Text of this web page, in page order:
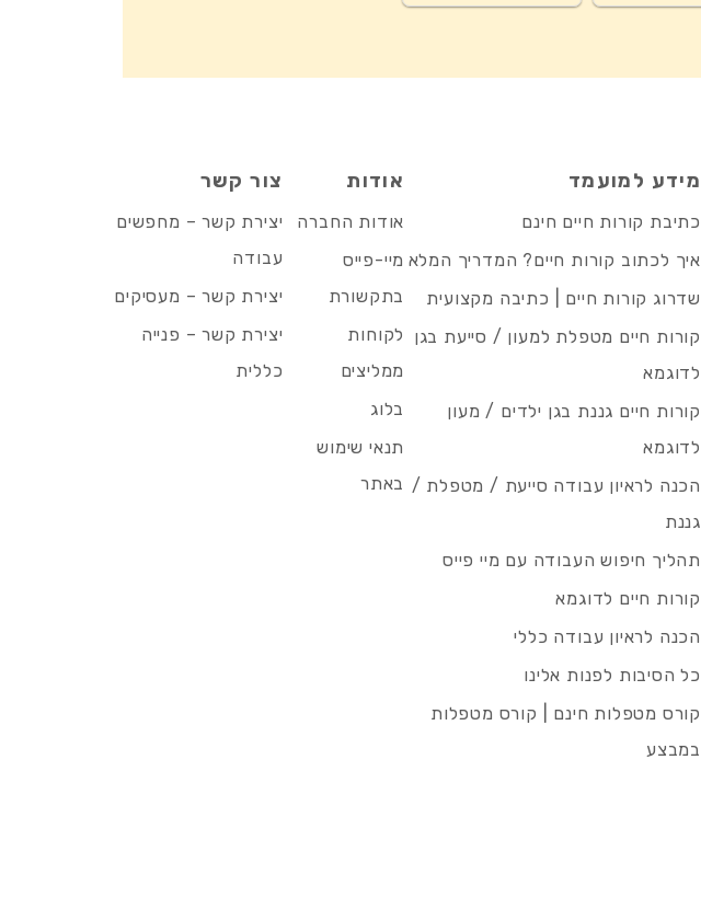
מידע למועמד
כתיבת קורות חיים חינם
איך לכתוב קורות חיים? המדריך המלא
שדרוג קורות חיים | כתיבה מקצועית
קורות חיים מטפלת למעון / סייעת בגן
לדוגמא
קורות חיים גננת בגן ילדים / מעון
לדוגמא
הכנה לראיון עבודה סייעת / מטפלת /
גננת
תהליך חיפוש העבודה עם מיי פייס
קורות חיים לדוגמא
הכנה לראיון עבודה כללי
כל הסיבות לפנות אלינו
קורס מטפלות חינם | קורס מטפלות
במבצע
אודות
אודות החברה
מיי-פייס
בתקשורת
לקוחות
ממליצים
בלוג
תנאי שימוש
באתר
צור קשר
יצירת קשר – מחפשים
עבודה
יצירת קשר – מעסיקים
יצירת קשר – פנייה
כללית